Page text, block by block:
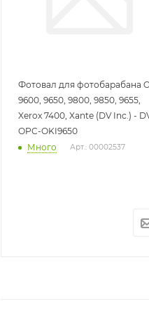
Фотовал для фотобарабана
9600, 9650, 9800, 9850, 9655,
Xerox 7400, Xante (DV Inc.) -
OPC-OKI9650
Много
Арт.: 00002537